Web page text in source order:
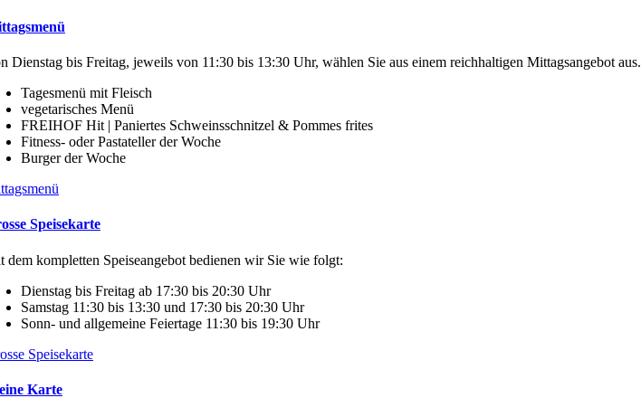
Dienstag bis Freitag, jeweils von 11:30 bis 13:30 Uhr, wählen Sie aus einem reichhaltigen Mittagsangebot aus.
Tagesmenü mit Fleisch
vegetarisches Menü
FREIHOF Hit | Paniertes Schweinsschnitzel & Pommes frites
Fitness- oder Pastateller der Woche
Burger der Woche
Speisekarte
dem kompletten Speiseangebot bedienen wir Sie wie folgt:
Dienstag bis Freitag ab 17:30 bis 20:30 Uhr
Samstag 11:30 bis 13:30 und 17:30 bis 20:30 Uhr
Sonn- und allgemeine Feiertage 11:30 bis 19:30 Uhr
Speisekarte
Karte